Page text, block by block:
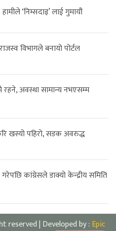
‘निम्सदाइ’ लाई गुमायौं
विभागले बनायो पोर्टल
अवस्था सामान्य नभएसम्म
खस्यो पहिरो, सडक अवरुद्ध
कांग्रेसले डाक्यो केन्द्रीय समिति
reserved | Developed by : Epic